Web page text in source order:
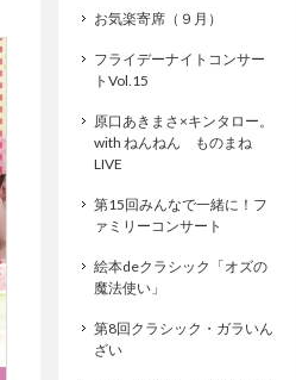
お気楽寄席（９月）
フライデーナイトコンサー
トVol.15
原口あきまさ×キンタロー。
with ねんねん ものまね
LIVE
第15回みんなで一緒に！フ
ァミリーコンサート
絵本deクラシック「オズの
魔法使い」
第8回クラシック・ガラいん
ざい